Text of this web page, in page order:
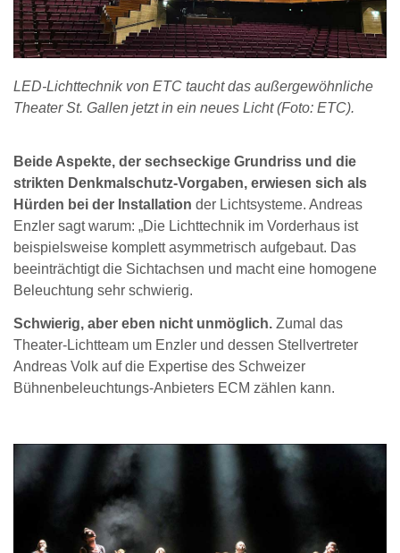
LED-Lichttechnik von ETC taucht das außergewöhnliche
Theater St. Gallen jetzt in ein neues Licht (Foto: ETC).
Beide Aspekte, der sechseckige Grundriss und die
strikten Denkmalschutz-Vorgaben, erwiesen sich als
Hürden bei der Installation der Lichtsysteme. Andreas
Enzler sagt warum: „Die Lichttechnik im Vorderhaus ist
beispielsweise komplett asymmetrisch aufgebaut. Das
beeinträchtigt die Sichtachsen und macht eine homogene
Beleuchtung sehr schwierig.
Schwierig, aber eben nicht unmöglich. Zumal das
Theater-Lichtteam um Enzler und dessen Stellvertreter
Andreas Volk auf die Expertise des Schweizer
Bühnenbeleuchtungs-Anbieters ECM zählen kann.